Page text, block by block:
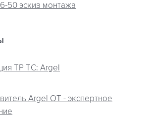
50 эскиз монтажа
ТР ТС: Argel
Argel OT - экспертное